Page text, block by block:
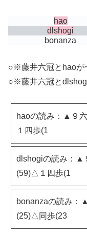
hao
dlshogi
bonanza
○※藤井六冠とhaoが
○※藤井六冠とdlshogi
haoの読み：▲９
１四歩(1
dlshogiの読み：▲
(59)△１四歩(1
bonanzaの読み
(25)△同歩(23